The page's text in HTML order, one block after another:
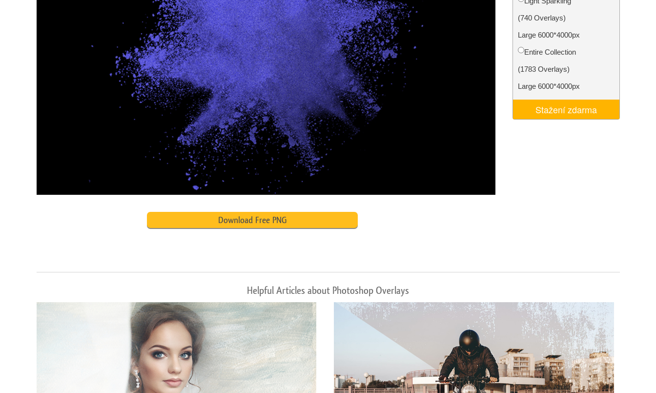
Služby retušování produktů Služby retušování šperků Data pro výcvik AI
(740 Overlays)
Large 6000*4000px
Entire Collection
(1783 Overlays)
Large 6000*4000px
Stažení zdarma
Download Free PNG
Helpful Articles about Photoshop Overlays